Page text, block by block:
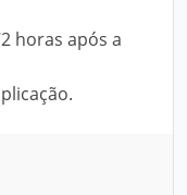
horas após a